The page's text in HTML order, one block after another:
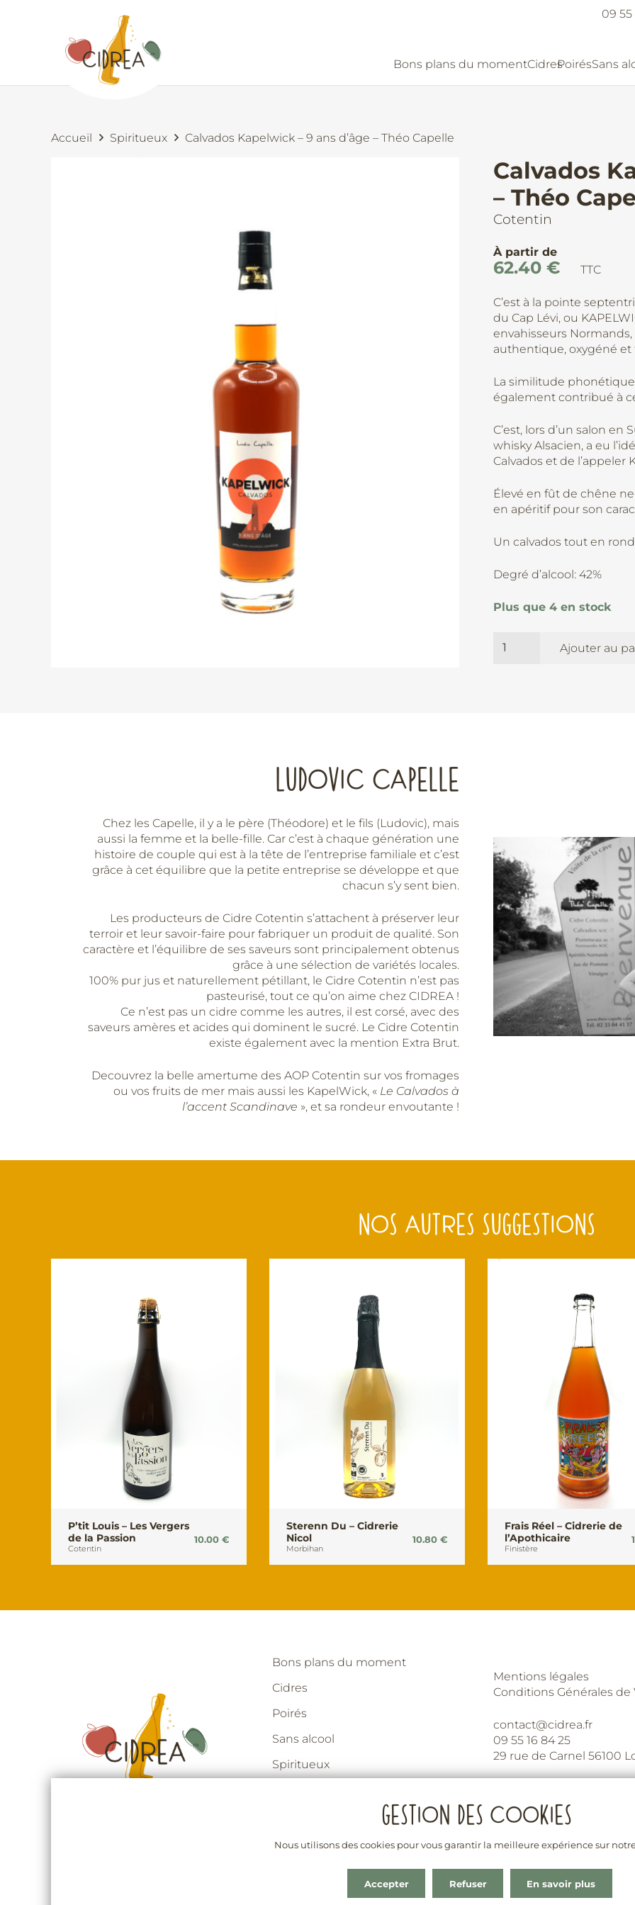
09 55
Bons plans du momentCidresPoirésSans
Accueil Spiritueux Calvados Kapelwick – 9 ans d’âge – Théo Capelle
Calvados
– Théo
Cotentin
À partir de
62.40 € TTC
C’est à la pointe
du Cap Lévi, ou
envahisseurs
authentique, oxygéné et
La similitude
également contribué à
C’est, lors d’un salon
whisky Alsacien, a eu
Calvados et de l’appeler
Élevé en fût de chêne
en apéritif pour son
Un calvados tout en
Degré d’alcool: 42%
Plus que 4 en stock
de
Ajouter au
LUDOVIC CAPELLE
Chez les Capelle, il y a le père (Théodore) et le fils (Ludovic), mais
aussi la femme et la belle-fille. Car c’est à chaque génération une
histoire de couple qui est à la tête de l’entreprise familiale et c’est
grâce à cet équilibre que la petite entreprise se développe et que
chacun s’y sent bien.
Les producteurs de Cidre Cotentin s’attachent à préserver leur
terroir et leur savoir-faire pour fabriquer un produit de qualité. Son
caractère et l’équilibre de ses saveurs sont principalement obtenus
grâce à une sélection de variétés locales.
100% pur jus et naturellement pétillant, le Cidre Cotentin n’est pas
pasteurisé, tout ce qu’on aime chez CIDREA !
Ce n’est pas un cidre comme les autres, il est corsé, avec des
saveurs amères et acides qui dominent le sucré. Le Cidre Cotentin
existe également avec la mention Extra Brut.
Decouvrez la belle amertume des AOP Cotentin sur vos fromages
ou vos fruits de mer mais aussi les KapelWick, « Le Calvados à
l’accent Scandinave », et sa rondeur envoutante !
NOS AUTRES SUGGESTIONS
P’tit Louis – Les Vergers
de la Passion
Cotentin
10.00 €
Sterenn Du – Cidrerie
Nicol
Morbihan
10.80 €
Frais Réel – Cidrerie de
l’Apothicaire
Finistère
Bons plans du moment
Cidres
Poirés
Sans alcool
Spiritueux
Pour les professionnels
Mentions légales
Conditions Générales de
contact@cidrea.fr
09 55 16 84 25
29 rue de Carnel 56100
L’abus d’alcool est dangereux pour la santé. À consommer avec modération. En cas de besoin consultez le
Nous utilisons des cookies pour vous garantir la meilleure expérience sur
Accepter Refuser En savoir plus